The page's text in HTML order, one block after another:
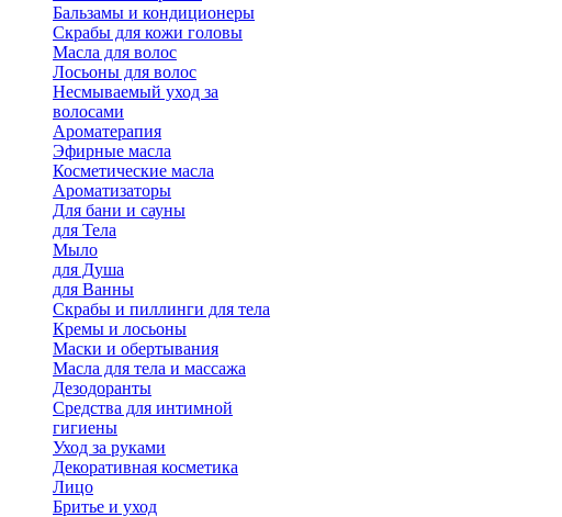
Бальзамы и кондиционеры
Скрабы для кожи головы
Масла для волос
Лосьоны для волос
Несмываемый уход за
волосами
Ароматерапия
Эфирные масла
Косметические масла
Ароматизаторы
Для бани и сауны
для Тела
Мыло
для Душа
для Ванны
Скрабы и пиллинги для тела
Кремы и лосьоны
Маски и обертывания
Масла для тела и массажа
Дезодоранты
Средства для интимной
гигиены
Уход за руками
Декоративная косметика
Лицо
Бритье и уход